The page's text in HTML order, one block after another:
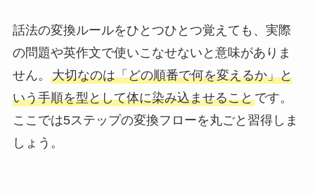
話法の変換ルールをひとつひとつ覚えても、実際
の問題や英作文で使いこなせないと意味がありま
せん。 大切なのは「どの順番で何を変えるか」と
いう手順を型として体に染み込ませることです。
ここでは5ステップの変換フローを丸ごと習得しま
しょう。